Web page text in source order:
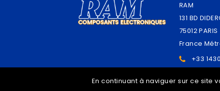
RAM
131 BD
75012 PARIS
France
+33
En continuant à naviguer sur ce